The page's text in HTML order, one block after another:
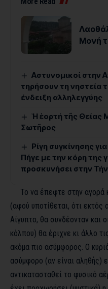
Μονή
Αστυνομικοί στην
τηρήσουν τη νηστεία
ένδειξη αλληλεγγύης
Ἡ ἑορτή τῆς
Σωτῆρος
Ρίγη συγκίνησης
Πήγε με την κόρη της
προσκυνήσει στην
Το να έπεφτε στην αγορά
(αφού υποτίθεται, ότι
Αίγυπτο, θα συνδέονταν και
κόλπου) θα έριχνε κι άλλο
ακόμα πιο ασύμφορος. Ο
ασύμφορο (αν είναι αληθής)
αντικατασταθεί το φυσικό